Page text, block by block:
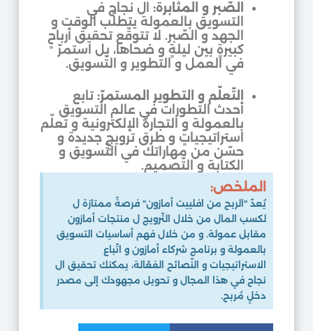
الصّبر و المثابرة: ال نجاح في
التسويق بالعمولة يتطلّب الوقت و
الجهد و الصّبر. لا تتوقّع تحقيق أرباحٍ
كبيرةٍ بين ليلةٍ و ضحاها، بل استمرّ
في العمل و التطوير و التّسويق.
التّعلّم و التطوير المستمرّ: تابع
أحدث التطورات في عالم التسويق
بالعمولة و التجارة الإلكترونية و تعلّم
استراتيجياتٍ و طرق ترويجٍ جديدة و
حسّن من مهاراتك في التّسويق و
الكتابة و التّصميم.
الملخص:
يُعدّ "الربح من افلييت أمازون" فرصةً ممتازة ل
لكسب المال من خلال التّرويج ل منتجات أمازون
مقابل عمولة. و من خلال فهم أساسيات التسويق
بالعمولة و برنامج شركاء أمازون و اتّباع
الاستراتيجيات و النّصائح الفعّالة، يمكنك تحقيق ال
نجاح في هذا المجال و تحويل مجهودك إلى مصدر
دخلٍ مُربح.